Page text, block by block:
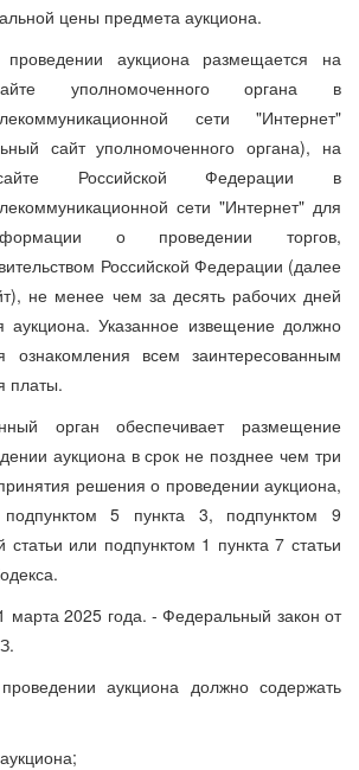
цены предмета аукциона.
аукциона размещается на
уполномоченного органа в
сети "Интернет"
сайт уполномоченного органа), на
Российской Федерации в
сети "Интернет" для
о проведении торгов,
Российской Федерации (далее
не менее чем за десять рабочих дней
аукциона. Указанное извещение должно
ознакомления всем заинтересованным
платы.
орган обеспечивает размещение
аукциона в срок не позднее чем три
решения о проведении аукциона,
подпунктом 5 пункта 3, подпунктом 9
статьи или подпунктом 1 пункта 7 статьи
марта 2025 года. - Федеральный закон от
аукциона должно содержать